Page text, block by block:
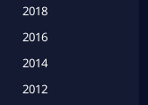
(16)
(20)
2018
2016
2014
2012